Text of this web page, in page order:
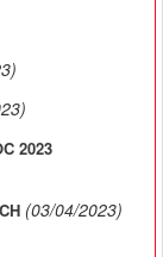
2023
(03/04/2023)